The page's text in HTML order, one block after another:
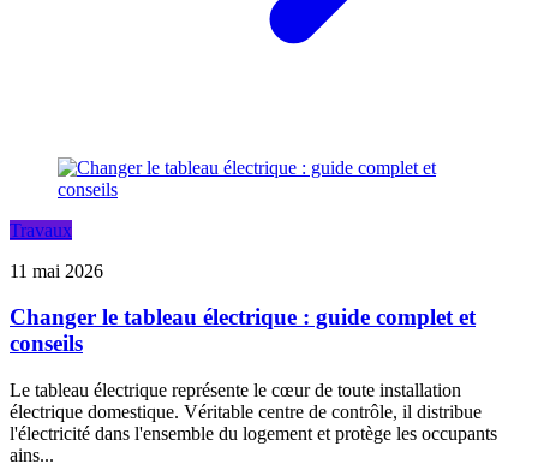
Travaux
11 mai 2026
Changer le tableau électrique : guide complet et
conseils
Le tableau électrique représente le cœur de toute installation
électrique domestique. Véritable centre de contrôle, il distribue
l'électricité dans l'ensemble du logement et protège les occupants
ains...